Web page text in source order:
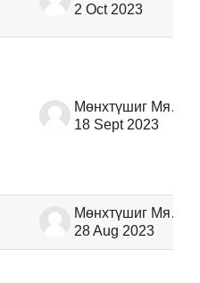
2 Oct 2023
Мөнхтүшиг Мягмансүрэн
18 Sept 2023
Мөнхтүшиг Мягмансүрэн
28 Aug 2023